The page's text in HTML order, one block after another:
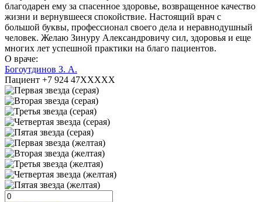
благодарен ему за спасенное здоровье, возвращенное качество
жизни и вернувшееся спокойствие. Настоящий врач с
большой буквы, профессионал своего дела и неравнодушный
человек. Желаю Зинуру Александровичу сил, здоровья и еще
многих лет успешной практики на благо пациентов.
О враче:
Богоутдинов З. А.
Пациент +7 924 47XXXXX